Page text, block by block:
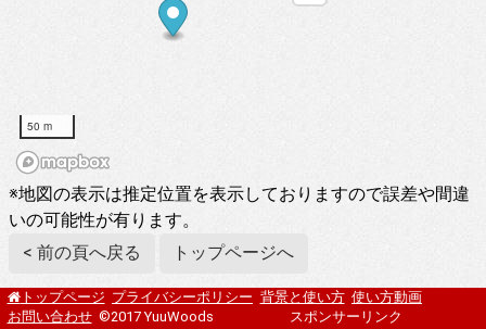
50 m
※地図の表示は推定位置を表示しておりますので誤差や間違
いの可能性が有ります。
< 前の頁へ戻る
トップページへ
トップページ プライバシーポリシー 背景と使い方 使い方動画
お問い合わせ ©2017 YuuWoods スポンサーリンク